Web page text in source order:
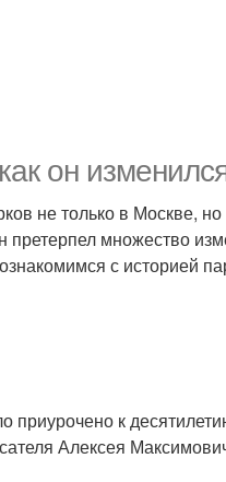
он
не только в Москве,
претерпел множество
с историей
приурочено к
Алексея